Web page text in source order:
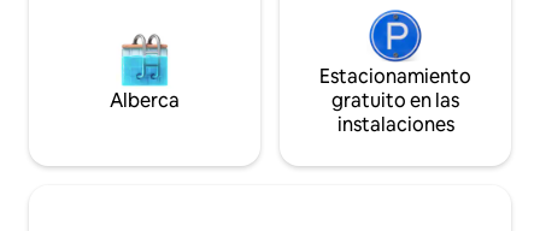
Alberca
Estacionamiento
gratuito en las
instalaciones